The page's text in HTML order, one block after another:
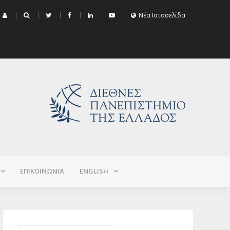
Εξεταστικής Σεπτεμβρίου 2026 (Χειμερινό+Εαρινό 2025-2026)
Νέα Ιστοσελίδα
ΕΠΙΚΟΙΝΩΝΙΑ ΕNGLISH